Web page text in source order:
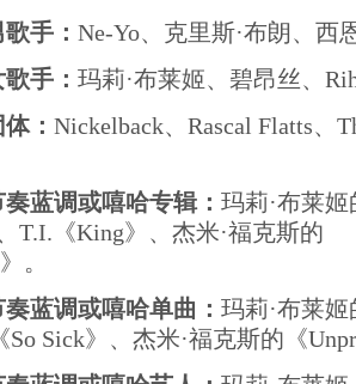
手： Ne-Yo、克里斯·布朗、西
手： 玛莉·布莱姬、碧昂丝、
： Nickelback、Rascal Flatts、
蓝调或嘻哈专辑： 玛莉·布莱姬
T.I.《King》、杰米·福克斯的
。
蓝调或嘻哈单曲： 玛莉·布莱
So Sick》、杰米·福克斯的《